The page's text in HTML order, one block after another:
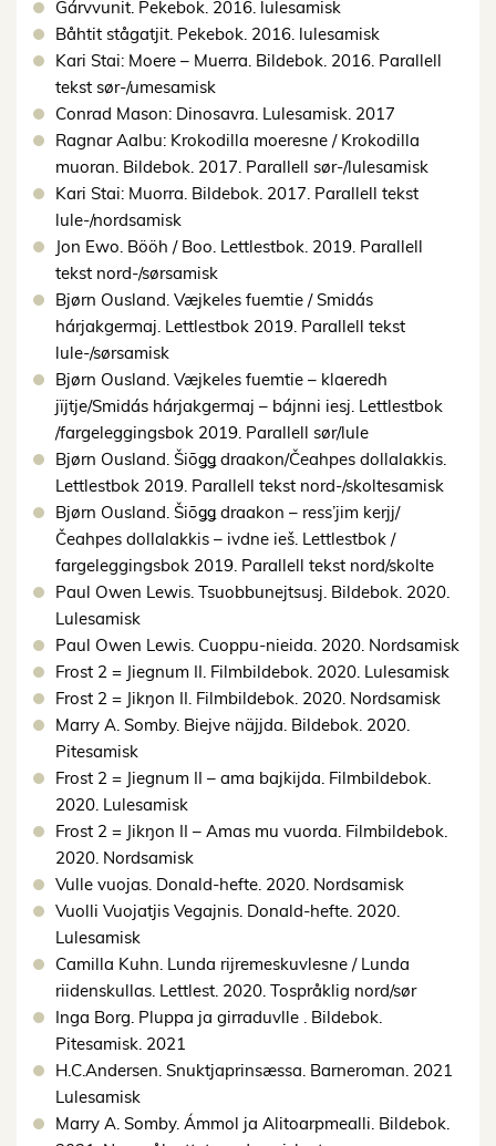
Gárvvunit. Pekebok. 2016. lulesamisk
Båhtit stågatjit. Pekebok. 2016. lulesamisk
Kari Stai: Moere – Muerra. Bildebok. 2016. Parallell
tekst sør-/umesamisk
Conrad Mason: Dinosavra. Lulesamisk. 2017
Ragnar Aalbu: Krokodilla moeresne / Krokodilla
muoran. Bildebok. 2017. Parallell sør-/lulesamisk
Kari Stai: Muorra. Bildebok. 2017. Parallell tekst
lule-/nordsamisk
Jon Ewo. Bööh / Boo. Lettlestbok. 2019. Parallell
tekst nord-/sørsamisk
Bjørn Ousland. Væjkeles fuemtie / Smidás
hárjakgermaj. Lettlestbok 2019. Parallell tekst
lule-/sørsamisk
Bjørn Ousland. Væjkeles fuemtie – klaeredh
jïjtje/Smidás hárjakgermaj – bájnni iesj. Lettlestbok
/fargeleggingsbok 2019. Parallell sør/lule
Bjørn Ousland. Šiõǥǥ draakon/Čeahpes dollalakkis.
Lettlestbok 2019. Parallell tekst nord-/skoltesamisk
Bjørn Ousland. Šiõǥǥ draakon – ress’jim kerjj/
Čeahpes dollalakkis – ivdne ieš. Lettlestbok /
fargeleggingsbok 2019. Parallell tekst nord/skolte
Paul Owen Lewis. Tsuobbunejtsusj. Bildebok. 2020.
Lulesamisk
Paul Owen Lewis. Cuoppu-nieida. 2020. Nordsamisk
Frost 2 = Jiegnum II. Filmbildebok. 2020. Lulesamisk
Frost 2 = Jikŋon II. Filmbildebok. 2020. Nordsamisk
Marry A. Somby. Biejve näjjda. Bildebok. 2020.
Pitesamisk
Frost 2 = Jiegnum II – ama bajkijda. Filmbildebok.
2020. Lulesamisk
Frost 2 = Jikŋon II – Amas mu vuorda. Filmbildebok.
2020. Nordsamisk
Vulle vuojas. Donald-hefte. 2020. Nordsamisk
Vuolli Vuojatjis Vegajnis. Donald-hefte. 2020.
Lulesamisk
Camilla Kuhn. Lunda rijremeskuvlesne / Lunda
riidenskullas. Lettlest. 2020. Tospråklig nord/sør
Inga Borg. Pluppa ja girraduvlle . Bildebok.
Pitesamisk. 2021
H.C.Andersen. Snuktjaprinsæssa. Barneroman. 2021
Lulesamisk
Marry A. Somby. Ámmol ja Alitoarpmealli. Bildebok.